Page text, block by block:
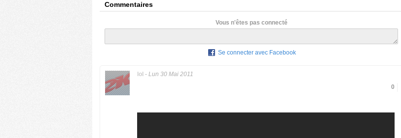
Commentaires
Vous n'êtes pas connecté
Se connecter avec Facebook
lol - Lun 30 Mai 2011
0